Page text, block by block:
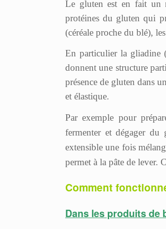
Le gluten est en fait un
protéines du gluten qui
(céréale proche du blé), les
En particulier la gliadine
donnent une structure
présence de gluten dans
et élastique.
Par exemple pour
fermenter et dégager du
extensible une fois
permet à la pâte de lever.
Comment
Dans les produits de